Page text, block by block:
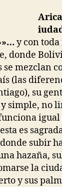
y con
donde
mezclan
(las
su
simple, no
igual
es
subir
hazaña,
la
y sus